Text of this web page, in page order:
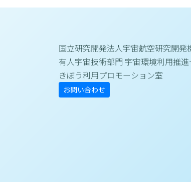
国立研究開発法人宇宙航空研究開発
有人宇宙技術部門 宇宙環境利用推
きぼう利用プロモーション室
お問い合わせ